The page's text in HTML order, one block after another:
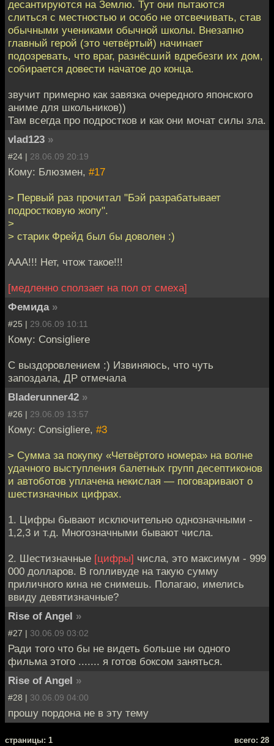
десантируются на Землю. Тут они пытаются
слиться с местностью и особо не отсвечивать, став
обычными учениками обычной школы. Внезапно
главный герой (это четвёртый) начинает
подозревать, что враг, разнёсший вдребезги их дом,
собирается довести начатое до конца.
звучит примерно как завязка очередного японского
аниме для школьников))
Там всегда про подростков и как они мочат силы зла.
vlad123 »
#24 | 28.06.09 20:19
Кому: Блюзмен, #17
> Первый раз прочитал "Бэй разрабатывает
подростковую жопу".
>
> старик Фрейд был бы доволен :)
ААА!!! Нет, чтож такое!!!
[медленно сползает на пол от смеха]
Фемида »
#25 | 29.06.09 10:11
Кому: Consigliere
С выздоровлением :) Извиняюсь, что чуть
запоздала, ДР отмечала
Bladerunner42 »
#26 | 29.06.09 13:57
Кому: Consigliere, #3
> Сумма за покупку «Четвёртого номера» на волне
удачного выступления балетных групп десептиконов
и автоботов уплачена некислая — поговаривают о
шестизначных цифрах.
1. Цифры бывают исключительно однозначными -
1,2,3 и т.д. Многозначными бывают числа.
2. Шестизначные [цифры] числа, это максимум - 999
000 долларов. В голливуде на такую сумму
приличного кина не снимешь. Полагаю, имелись
ввиду девятизначные?
Rise of Angel »
#27 | 30.06.09 03:02
Ради того что бы не видеть больше ни одного
фильма этого ....... я готов боксом заняться.
Rise of Angel »
#28 | 30.06.09 04:00
прошу пордона не в эту тему
cтраницы: 1 всего: 28